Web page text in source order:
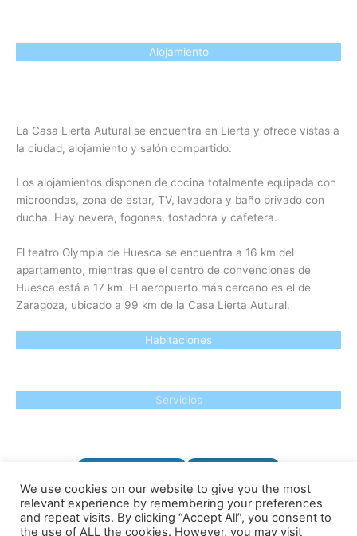
Alojamiento
La Casa Lierta Autural se encuentra en Lierta y ofrece vistas a
la ciudad, alojamiento y salón compartido.
Los alojamientos disponen de cocina totalmente equipada con
microondas, zona de estar, TV, lavadora y baño privado con
ducha. Hay nevera, fogones, tostadora y cafetera.
El teatro Olympia de Huesca se encuentra a 16 km del
apartamento, mientras que el centro de convenciones de
Huesca está a 17 km. El aeropuerto más cercano es el de
Zaragoza, ubicado a 99 km de la Casa Lierta Autural.
Habitaciones
Servicios
Mayor, 17 Lierta, 22061 Lierta, HUESCA
We use cookies on our website to give you the most
relevant experience by remembering your preferences
and repeat visits. By clicking “Accept All”, you consent to
the use of ALL the cookies. However, you may visit